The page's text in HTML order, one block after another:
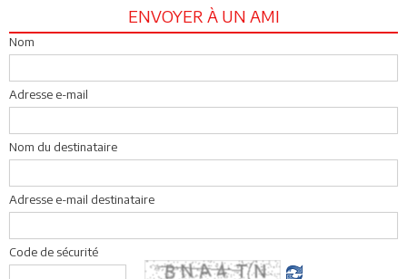
ENVOYER À UN AMI
Nom
Adresse e-mail
Nom du destinataire
Adresse e-mail destinataire
Code de sécurité